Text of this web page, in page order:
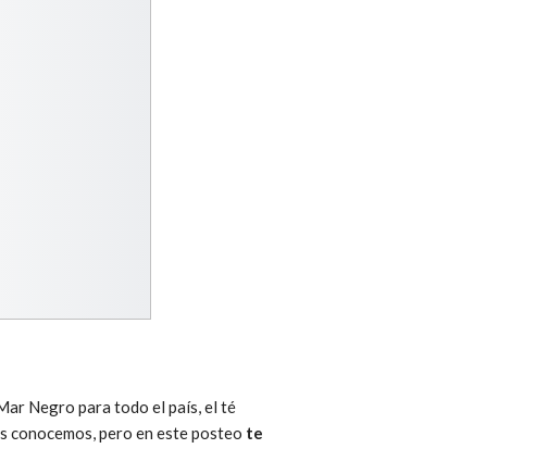
Negro para todo el país, el té
conocemos, pero en este posteo te